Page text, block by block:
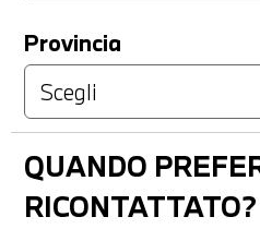
Provincia
QUANDO
RICONTATTATO?